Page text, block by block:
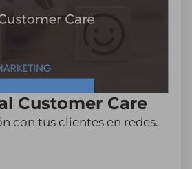
Customer Care
con tus clientes en redes.